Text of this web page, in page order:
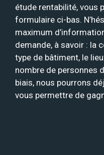
étude rentabilité, vous
formulaire ci-bas.
maximum
demande, à savoir : la
type de bâtiment, le
nombre de personnes
biais, nous pourrons
vous permettre de